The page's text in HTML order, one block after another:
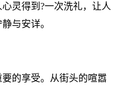
灵得到?一次洗礼，让人
与安详。
的享受。从街头的喧嚣